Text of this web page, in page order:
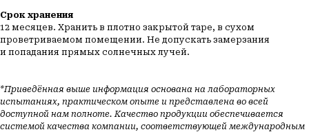
Срок хранения
12 месяцев. Хранить в плотно закрытой таре, в сухом
проветриваемом помещении. Не допускать замерзания
и попадания прямых солнечных лучей.
*Приведённая выше информация основана на лабораторных
испытаниях, практическом опыте и представлена во всей
доступной нам полноте. Качество продукции обеспечивается
системой качества компании, соответствующей международным
VINCORE — ваши краски для
вдохновения